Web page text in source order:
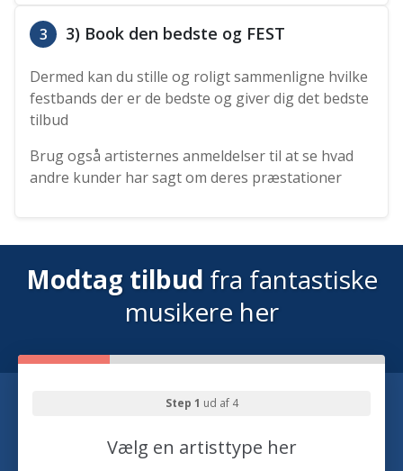
3 3) Book den bedste og FEST
Dermed kan du stille og roligt sammenligne hvilke
festbands der er de bedste og giver dig det bedste
tilbud
Brug også artisternes anmeldelser til at se hvad
andre kunder har sagt om deres præstationer
Modtag tilbud fra fantastiske
musikere her
Step 1 ud af 4
Vælg en artisttype her